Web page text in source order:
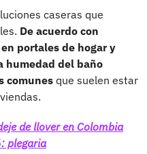
caseras que
De acuerdo con
portales de hogar y
humedad del baño
comunes que suelen estar
de llover en Colombia
plegaria